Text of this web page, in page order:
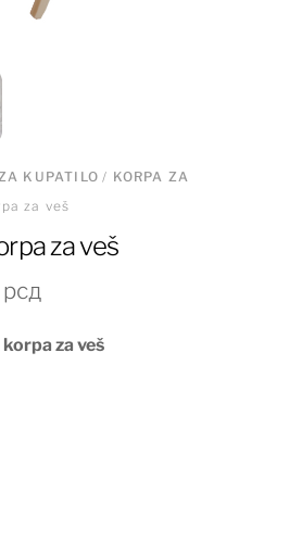
KUPATILO / KORPA ZA
za veš
za veš
рсдTrenutna
je:za veš